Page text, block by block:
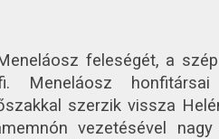
feleségét, a
Meneláosz
szerzik vissza
vezetésével